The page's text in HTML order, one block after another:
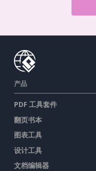
产品
PDF 工具套件
翻页书本
图表工具
设计工具
文档编辑器